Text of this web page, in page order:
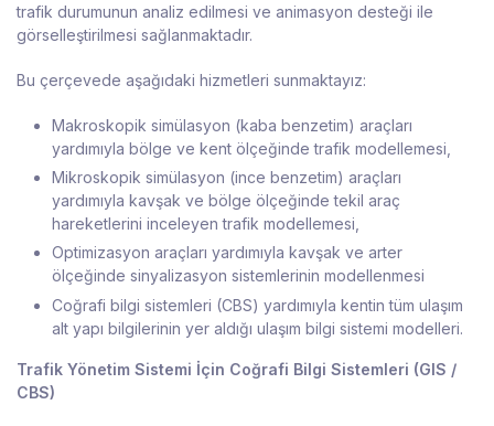
trafik durumunun analiz edilmesi ve animasyon desteği ile
görselleştirilmesi sağlanmaktadır.
Bu çerçevede aşağıdaki hizmetleri sunmaktayız:
Makroskopik simülasyon (kaba benzetim) araçları
yardımıyla bölge ve kent ölçeğinde trafik modellemesi,
Mikroskopik simülasyon (ince benzetim) araçları
yardımıyla kavşak ve bölge ölçeğinde tekil araç
hareketlerini inceleyen trafik modellemesi,
Optimizasyon araçları yardımıyla kavşak ve arter
ölçeğinde sinyalizasyon sistemlerinin modellenmesi
Coğrafi bilgi sistemleri (CBS) yardımıyla kentin tüm ulaşım
alt yapı bilgilerinin yer aldığı ulaşım bilgi sistemi modelleri.
Trafik Yönetim Sistemi İçin Coğrafi Bilgi Sistemleri (GIS /
CBS)